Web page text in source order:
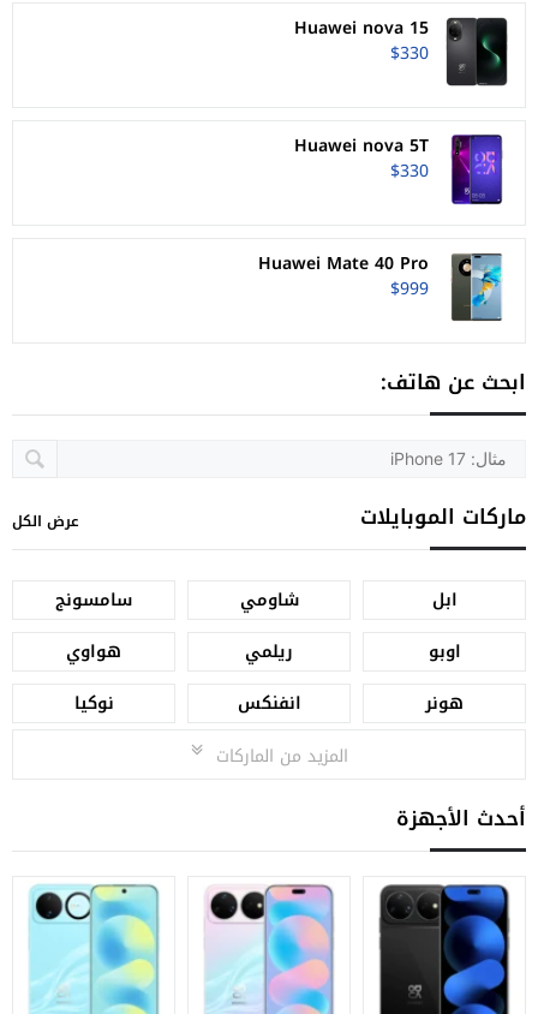
Huawei nova 15
$330
Huawei nova 5T
$330
Huawei Mate 40 Pro
$999
ابحث عن هاتف:
ماركات الموبايلات عرض الكل
ابل شاومي
سامسونج
اوبو
ريلمي
هواوي
هونر
انفنكس
نوكيا
المزيد من الماركات
أحدث الأجهزة